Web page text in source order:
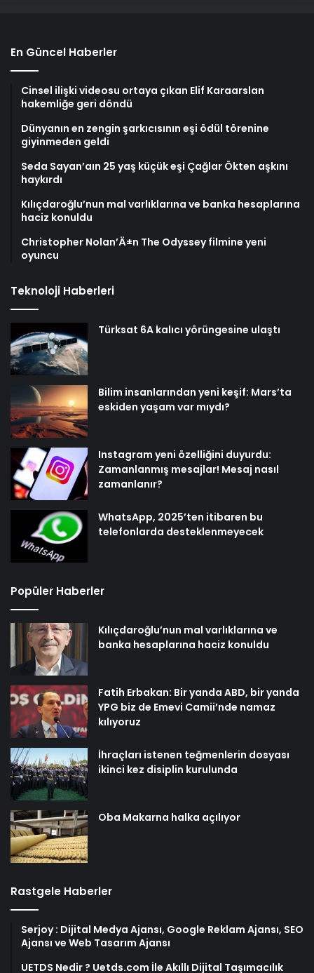
En Güncel Haberler
Cinsel ilişki videosu ortaya çıkan Elif Karaarslan
hakemliğe geri döndü
Dünyanın en zengin şarkıcısının eşi ödül törenine
giyinmeden geldi
Seda Sayan’aın 25 yaş küçük eşi Çağlar Ökten aşkını
haykırdı
Kılıçdaroğlu’nun mal varlıklarına ve banka hesaplarına
haciz konuldu
Christopher Nolan’Ä±n The Odyssey filmine yeni
oyuncu
Teknoloji Haberleri
Türksat 6A kalıcı yörüngesine ulaştı
Bilim insanlarından yeni keşif: Mars’ta
eskiden yaşam var mıydı?
Instagram yeni özelliğini duyurdu:
Zamanlanmış mesajlar! Mesaj nasıl
zamanlanır?
WhatsApp, 2025’ten itibaren bu
telefonlarda desteklenmeyecek
Popüler Haberler
Kılıçdaroğlu’nun mal varlıklarına ve
banka hesaplarına haciz konuldu
Fatih Erbakan: Bir yanda ABD, bir yanda
YPG biz de Emevi Camii’nde namaz
kılıyoruz
İhraçları istenen teğmenlerin dosyası
ikinci kez disiplin kurulunda
Oba Makarna halka açılıyor
Rastgele Haberler
Serjoy : Dijital Medya Ajansı, Google Reklam Ajansı, SEO
Ajansı ve Web Tasarım Ajansı
UETDS Nedir ? Uetds.com İle Akıllı Dijital Taşımacılık